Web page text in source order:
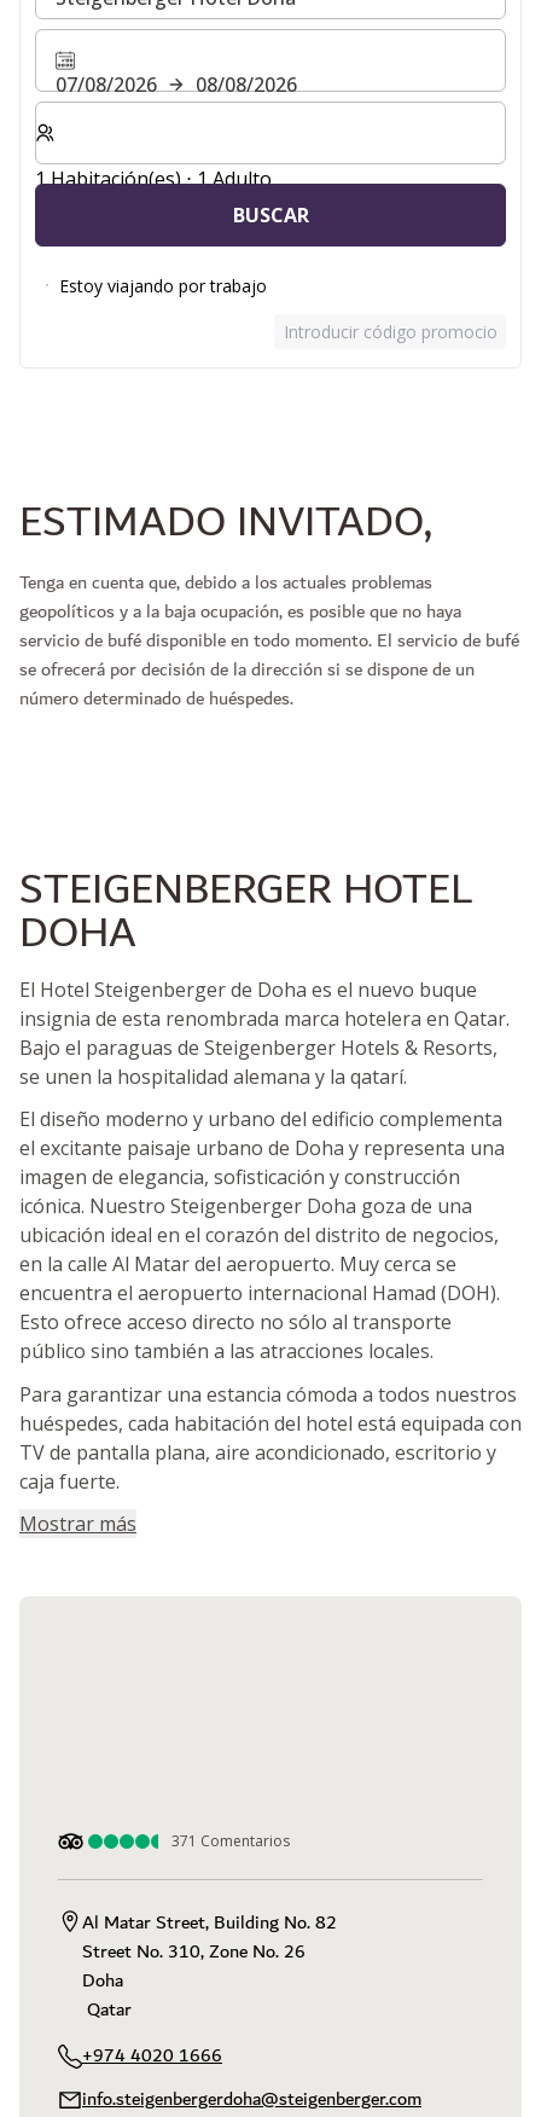
07/08/2026
08/08/2026
Seleccione el número de habitaciones y huéspedes
1 Habitación(es) ⋅ 1 Adulto
BUSCAR
Estoy viajando por trabajo
Introducir código promocional
ESTIMADO INVITADO,
Tenga en cuenta que, debido a los actuales problemas
geopolíticos y a la baja ocupación, es posible que no haya
servicio de bufé disponible en todo momento. El servicio de bufé
se ofrecerá por decisión de la dirección si se dispone de un
número determinado de huéspedes.
STEIGENBERGER HOTEL
DOHA
El Hotel Steigenberger de Doha es el nuevo buque
insignia de esta renombrada marca hotelera en Qatar.
Bajo el paraguas de Steigenberger Hotels & Resorts,
se unen la hospitalidad alemana y la qatarí.
El diseño moderno y urbano del edificio complementa
el excitante paisaje urbano de Doha y representa una
imagen de elegancia, sofisticación y construcción
icónica. Nuestro Steigenberger Doha goza de una
ubicación ideal en el corazón del distrito de negocios,
en la calle Al Matar del aeropuerto. Muy cerca se
encuentra el aeropuerto internacional Hamad (DOH).
Esto ofrece acceso directo no sólo al transporte
público sino también a las atracciones locales.
Para garantizar una estancia cómoda a todos nuestros
huéspedes, cada habitación del hotel está equipada con
TV de pantalla plana, aire acondicionado, escritorio y
caja fuerte.
Mostrar más
371 Comentarios
Al Matar Street, Building No. 82
Street No. 310, Zone No. 26
Doha
Qatar
+974 4020 1666
info.steigenbergerdoha@steigenberger.com